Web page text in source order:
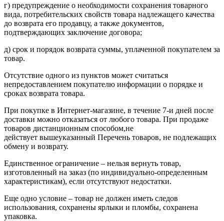
г) предупреждение о необходимости сохранения товарного
вида, потребительских свойств товара надлежащего качества
до возврата его продавцу, а также документов,
подтверждающих заключение договора;
д) срок и порядок возврата суммы, уплаченной покупателем за
товар.
Отсутствие одного из пунктов может считаться
непредоставлением покупателю информации о порядке и
сроках возврата товара.
При покупке в Интернет-магазине, в течение 7-и дней после
доставки можно отказаться от любого товара. При продаже
товаров дистанционным способом,не
действует вышеуказанный Перечень товаров, не подлежащих
обмену и возврату.
Единственное ограничение – нельзя вернуть товар,
изготовленный на заказ (по индивидуально-определенным
характеристикам), если отсутствуют недостатки.
Еще одно условие – товар не должен иметь следов
использования, сохранены ярлыки и пломбы, сохранена
упаковка.